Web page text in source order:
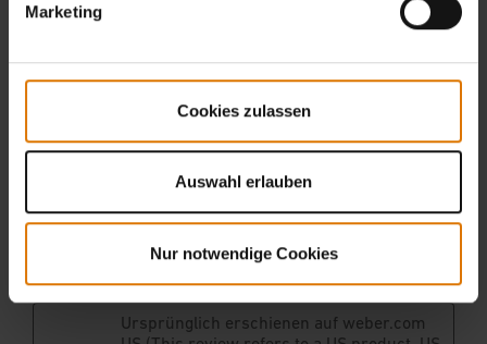
Marketing
Cookies zulassen
Auswahl erlauben
Nur notwendige Cookies